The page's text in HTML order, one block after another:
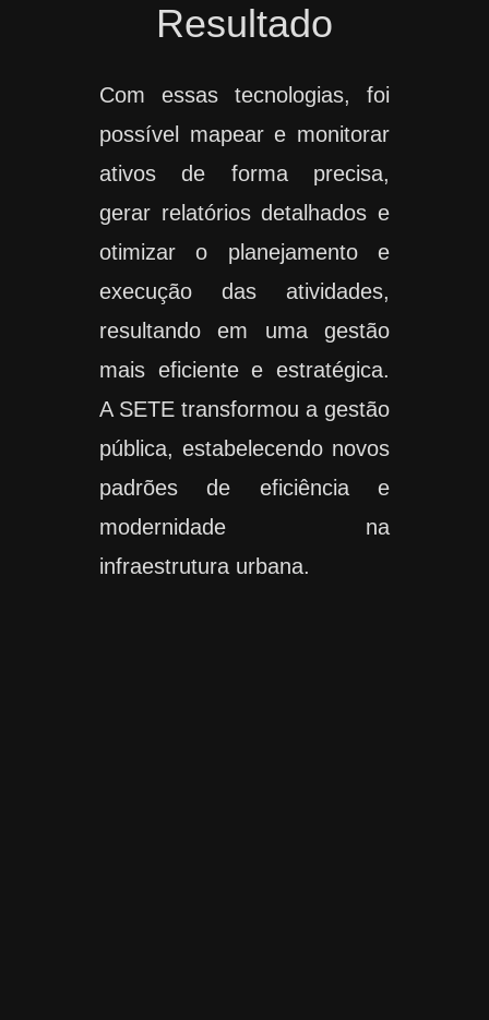
Resultado
Com essas tecnologias, foi
possível mapear e monitorar
ativos de forma precisa,
gerar relatórios detalhados e
otimizar o planejamento e
execução das atividades,
resultando em uma gestão
mais eficiente e estratégica.
A SETE transformou a gestão
pública, estabelecendo novos
padrões de eficiência e
modernidade na
infraestrutura urbana.